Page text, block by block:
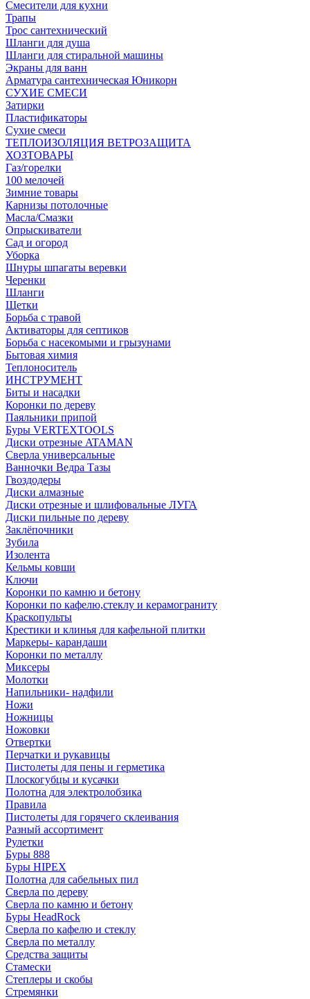
Смесители для кухни
Трапы
Трос сантехнический
Шланги для душа
Шланги для стиральной машины
Экраны для ванн
Арматура сантехническая Юникорн
СУХИЕ СМЕСИ
Затирки
Пластификаторы
Сухие смеси
ТЕПЛОИЗОЛЯЦИЯ ВЕТРОЗАЩИТА
ХОЗТОВАРЫ
Газ/горелки
100 мелочей
Зимние товары
Карнизы потолочные
Масла/Смазки
Опрыскиватели
Сад и огород
Уборка
Шнуры шпагаты веревки
Черенки
Шланги
Щетки
Борьба с травой
Активаторы для септиков
Борьба с насекомыми и грызунами
Бытовая химия
Теплоноситель
ИНСТРУМЕНТ
Биты и насадки
Коронки по дереву
Паяльники припой
Буры VERTEXTOOLS
Диски отрезные ATAMAN
Сверла универсальные
Ванночки Ведра Тазы
Гвоздодеры
Диски алмазные
Диски отрезные и шлифовальные ЛУГА
Диски пильные по дереву
Заклёпочники
Зубила
Изолента
Кельмы ковши
Ключи
Коронки по камню и бетону
Коронки по кафелю,стеклу и керамограниту
Краскопульты
Крестики и клинья для кафельной плитки
Маркеры- карандаши
Коронки по металлу
Миксеры
Молотки
Напильники- надфили
Ножи
Ножницы
Ножовки
Отвертки
Перчатки и рукавицы
Пистолеты для пены и герметика
Плоскогубцы и кусачки
Полотна для электролобзика
Правила
Пистолеты для горячего склеивания
Разный ассортимент
Рулетки
Буры 888
Буры HIPEX
Полотна для сабельных пил
Сверла по дереву
Сверла по камню и бетону
Буры HeadRock
Сверла по кафелю и стеклу
Сверла по металлу
Средства защиты
Стамески
Степлеры и скобы
Стремянки